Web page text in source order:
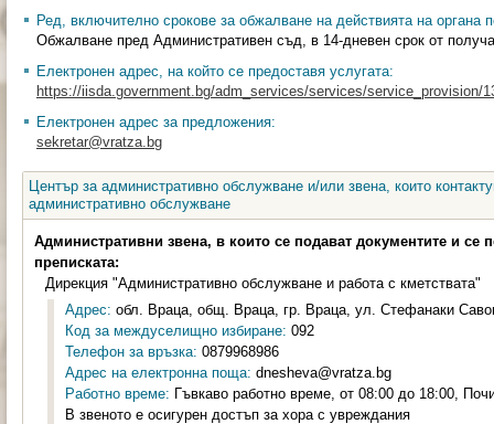
Ред, включително срокове за обжалване на действията на органа
Обжалване пред Административен съд, в 14-дневен срок от
Електронен адрес, на който се предоставя услугата:
https://iisda.government.bg/adm_services/services/service_provision/
Електронен адрес за предложения:
sekretar@vratza.bg
Център за административно обслужване и/или звена, които
административно обслужване
Административни звена, в които се подават документите и се
преписката:
Дирекция "Административно обслужване и работа с кметствата"
Адрес: обл. Враца, общ. Враца, гр. Враца, ул. Стефанаки
Код за междуселищно избиране: 092
Телефон за връзка: 0879968986
Адрес на електронна поща: dnesheva@vratza.bg
Работно време: Гъвкаво работно време, от 08:00 до 18:00,
В звеното е осигурен достъп за хора с увреждания